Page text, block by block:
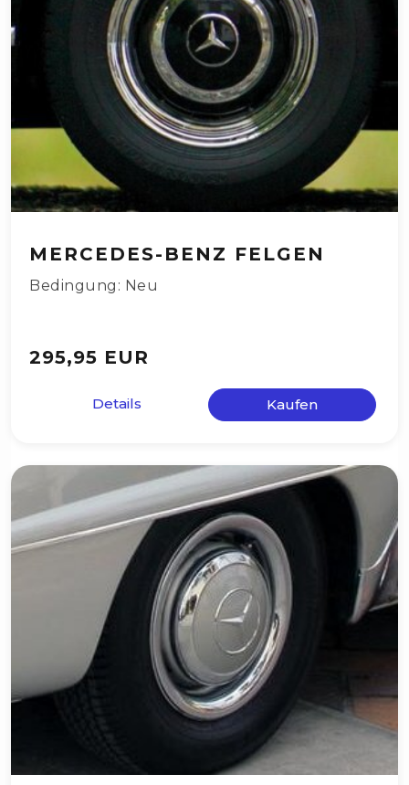
MERCEDES-BENZ FELGEN
Bedingung: Neu
295,95 EUR
Details Kaufen